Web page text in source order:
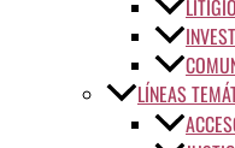
LÍNEAS